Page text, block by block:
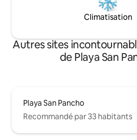
Climatisation
Autres sites
de Playa San
Playa San Pancho
Recommandé par 33 habitants